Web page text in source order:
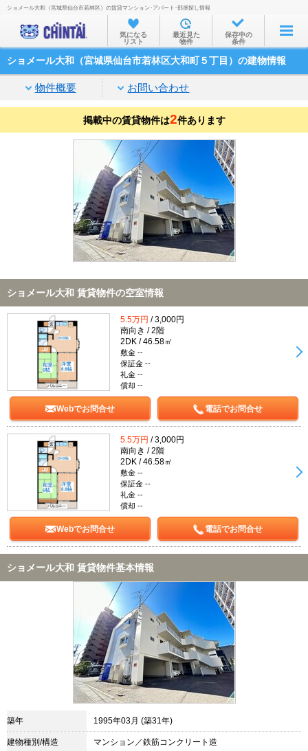
お部屋を探す
沿線・駅から
家賃相場から
通勤通学時間から
物件特集から
不動産会社から
TOP
ショメール大和（宮城県仙台市若林区）の賃貸マンション･アパート･部屋探し情報
気になる
リスト
最近見た
物件
保存中の
条件
ショメール大和（宮城県仙台市若林区大和町５丁目）の建物情報
物件概要 お問い合わせ
掲載中の賃貸物件は2件あります
ショメール大和 賃貸物件の空室情報
5.5万円 / 3,000円
南向き / 2階
2DK / 46.58㎡
敷金 --
保証金 --
礼金 --
償却 --
Webでお問合せ 電話でお問合せ
5.5万円 / 3,000円
南向き / 2階
2DK / 46.58㎡
敷金 --
保証金 --
礼金 --
償却 --
Webでお問合せ 電話でお問合せ
ショメール大和 賃貸物件基本情報
築年 1995年03月 (築31年)
建物種別/構造 マンション／鉄筋コンクリート造